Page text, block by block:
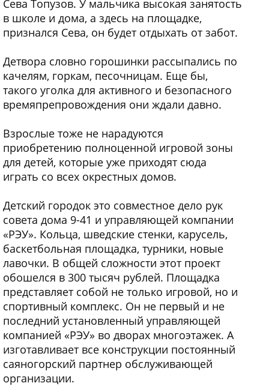
Сева Топузов. У мальчика высокая занятость
в школе и дома, а здесь на площадке,
признался Сева, он будет отдыхать от забот.
Детвора словно горошинки рассыпались по
качелям, горкам, песочницам. Еще бы,
такого уголка для активного и безопасного
времяпрепровождения они ждали давно.
Взрослые тоже не нарадуются
приобретению полноценной игровой зоны
для детей, которые уже приходят сюда
играть со всех окрестных домов.
Детский городок это совместное дело рук
совета дома 9-41 и управляющей компании
«РЭУ». Кольца, шведские стенки, карусель,
баскетбольная площадка, турники, новые
лавочки. В общей сложности этот проект
обошелся в 300 тысяч рублей. Площадка
представляет собой не только игровой, но и
спортивный комплекс. Он не первый и не
последний установленный управляющей
компанией «РЭУ» во дворах многоэтажек. А
изготавливает все конструкции постоянный
саяногорский партнер обслуживающей
организации.